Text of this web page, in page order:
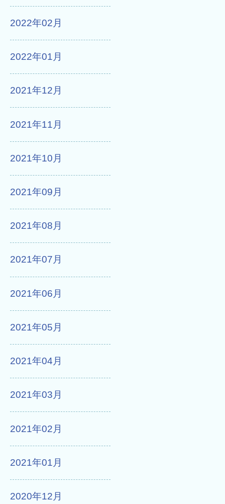
2022年02月
2022年01月
2021年12月
2021年11月
2021年10月
2021年09月
2021年08月
2021年07月
2021年06月
2021年05月
2021年04月
2021年03月
2021年02月
2021年01月
2020年12月